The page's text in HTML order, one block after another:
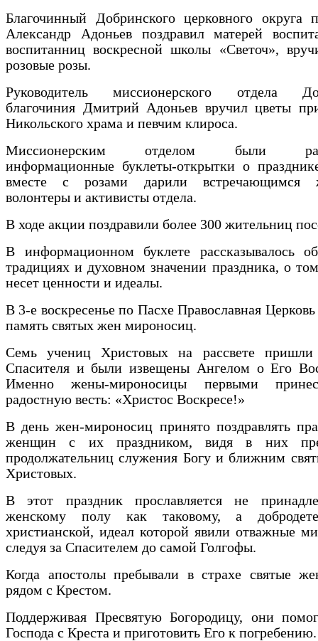
Благочинный Добринского церковного округа
Александр Адоньев поздравил матерей
воспитанниц воскресной школы «Светоч»,
розовые розы.
Руководитель миссионерского отдела
благочиния Дмитрий Адоньев вручил цветы
Никольского храма и певчим клироса.
Миссионерским отделом были
информационные буклеты-открытки о
вместе с розами дарили встречающимся
волонтеры и активисты отдела.
В ходе акции поздравили более 300 жительниц
В информационном буклете рассказывалось
традициях и духовном значении праздника, о
несет ценности и идеалы.
В 3-е воскресенье по Пасхе Православная
память святых жен мироносиц.
Семь учениц Христовых на рассвете
Спасителя и были извещены Ангелом о Его
Именно жены-мироносицы первыми
радостную весть: «Христос Воскресе!»
В день жен-мироносиц принято поздравлять
женщин с их праздником, видя в них
продолжательниц служения Богу и ближним
Христовых.
В этот праздник прославляется не
женскому полу как таковому, а
христианской, идеал которой явили отважные
следуя за Спасителем до самой Голгофы.
Когда апостолы пребывали в страхе святые
рядом с Крестом.
Поддерживая Пресвятую Богородицу, они
Господа с Креста и приготовить Его к погребению.